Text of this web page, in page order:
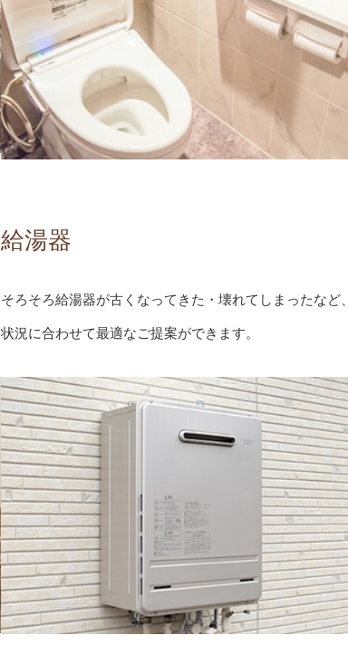
給湯器
そろそろ給湯器が古くなってきた・壊れてしまったなど、
状況に合わせて最適なご提案ができます。